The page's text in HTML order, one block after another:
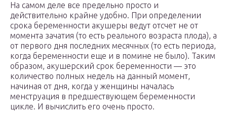
На самом деле все предельно просто и
действительно крайне удобно. При определении
срока беременности акушеры ведут отсчет не от
момента зачатия (то есть реального возраста плода), а
от первого дня последних месячных (то есть периода,
когда беременности еще и в помине не было). Таким
образом, акушерский срок беременности — это
количество полных недель на данный момент,
начиная от дня, когда у женщины началась
менструация в предшествующем беременности
цикле. И вычислить его очень просто.